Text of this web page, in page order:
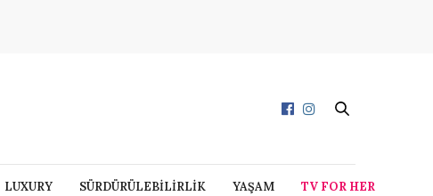
LUXURY SÜRDÜRÜLEBİLİRLİK YAŞAM TV FOR HER